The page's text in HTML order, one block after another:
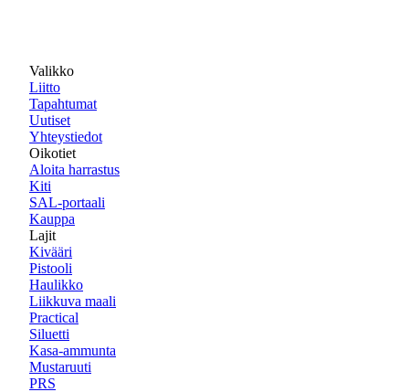
Valikko
Liitto
Tapahtumat
Uutiset
Yhteystiedot
Oikotiet
Aloita harrastus
Kiti
SAL-portaali
Kauppa
Lajit
Kivääri
Pistooli
Haulikko
Liikkuva maali
Practical
Siluetti
Kasa-ammunta
Mustaruuti
PRS